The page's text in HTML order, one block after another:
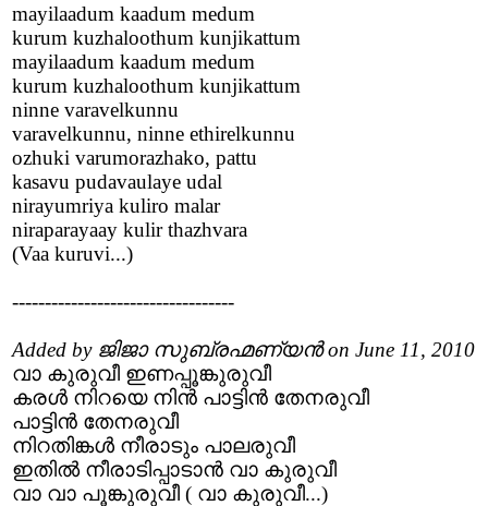
mayilaadum kaadum medum
kurum kuzhaloothum kunjikattum
mayilaadum kaadum medum
kurum kuzhaloothum kunjikattum
ninne varavelkunnu
varavelkunnu, ninne ethirelkunnu
ozhuki varumorazhako, pattu
kasavu pudavaulaye udal
nirayumriya kuliro malar
niraparayaay kulir thazhvara
(Vaa kuruvi...)
----------------------------------
Added by ജിജാ സുബ്രഹ്മണ്യൻ on June 11, 2010
വാ കുരുവീ ഇണപ്പൂങ്കുരുവീ
കരൾ നിറയെ നിൻ പാട്ടിൻ തേനരുവീ
പാട്ടിൻ തേനരുവീ
നിറതിങ്കൾ നീരാടും പാലരുവീ
ഇതിൽ നീരാടിപ്പാടാൻ വാ കുരുവീ
വാ വാ പൂങ്കുരുവീ ( വാ കുരുവീ...)